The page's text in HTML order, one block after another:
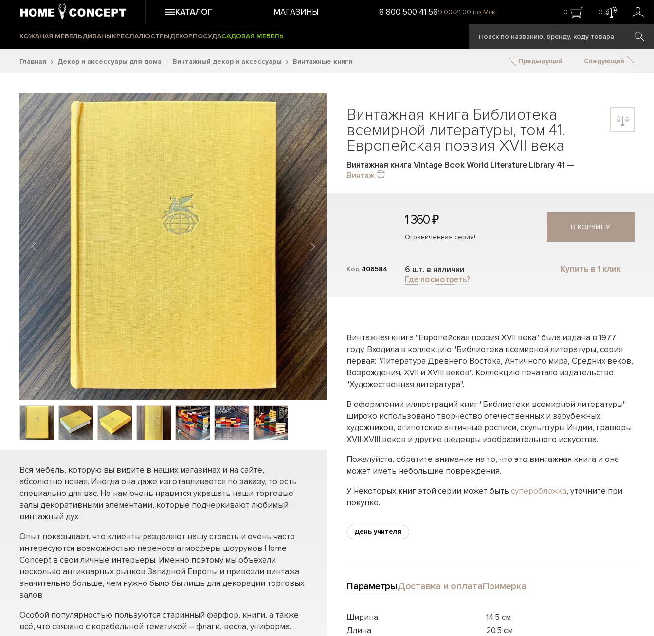
КАТАЛОГ МАГАЗИНЫ 8 800 500 41 589:00-21:00 по Мск 0 0
КОЖАНАЯ МЕБЕЛЬДИВАНЫКРЕСЛАЛЮСТРЫДЕКОРПОСУДАСАДОВАЯ МЕБЕЛЬ
Главная Декор и аксессуары для дома Винтажный декор и аксессуары Винтажные книги Предыдущий Следующий
Вся мебель, которую вы видите в наших магазинах и на сайте,
абсолютно новая. Иногда она даже изготавливается по заказу, то есть
специально для вас. Но нам очень нравится украшать наши торговые
залы декоративными элементами, которые подчеркивают любимый
винтажный дух.
Опыт показывает, что клиенты разделяют нашу страсть и очень часто
интересуются возможностью переноса атмосферы шоурумов Home
Concept в свои личные интерьеры. Именно поэтому мы объехали
несколько антикварных рынков Западной Европы и привезли винтажа
значительно больше, чем нужно было бы лишь для декорации торговых
залов.
Особой популярностью пользуются старинный фарфор, книги, а также
всё, что связано с корабельной тематикой – флаги, весла, униформа…
Винтажная книга Библиотека
всемирной литературы, том 41.
Европейская поэзия XVII века
Винтажная книга Vintage Book World Literature Library 41 —
Винтаж
Код 406584
1 360 ₽
Ограниченная серия!
6 шт. в наличии
Где посмотреть?
В КОРЗИНУ
Купить в 1 клик
Винтажная книга "Европейская поэзия XVII века" была издана в 1977
году. Входила в коллекцию "Библиотека всемирной литературы, серия
первая: "Литература Древнего Востока, Античного мира, Средних веков,
Возрождения, XVII и XVIII веков". Коллекцию печатало издательство
"Художественная литература".
В оформлении иллюстраций книг "Библиотеки всемирной литературы"
широко использовано творчество отечественных и зарубежных
художников, египетские античные росписи, скульптуры Индии, гравюры
XVII-XVIII веков и другие шедевры изобразительного искусства.
Пожалуйста, обратите внимание на то, что это винтажная книга и она
может иметь небольшие повреждения.
У некоторых книг этой серии может быть суперобложка, уточните при
покупке.
День учителя
ПараметрыДоставка и оплатаПримерка
Ширина
14.5 см
Длина
20.5 см